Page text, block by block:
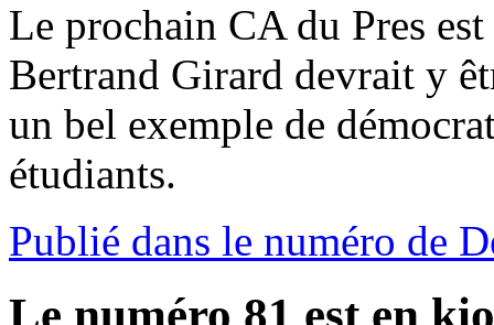
Le prochain CA du Pres
Bertrand Girard devrait y
un bel exemple de
étudiants.
Publié dans le numéro de
Le numéro 81 est en